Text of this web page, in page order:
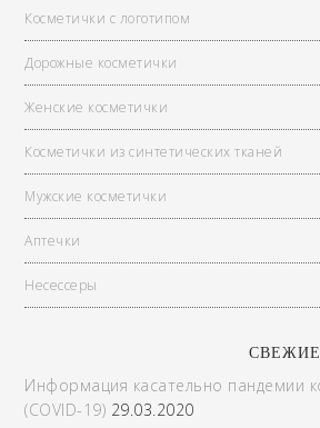
Косметички с логотипом
Дорожные косметички
Женские косметички
Косметички из синтетических тканей
Мужские косметички
Аптечки
Несессеры
Информация касательно пандемии
(COVID-19) 29.03.2020